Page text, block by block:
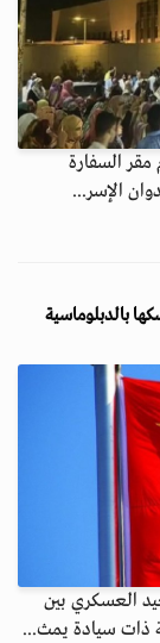
مقر السفارة
الإسر...
بالدبلوماسية
العسكري بين
ذات سيادة يمث...